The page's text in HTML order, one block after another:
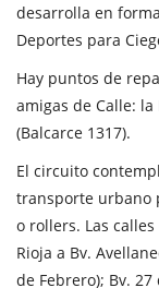
desarrolla en
Deportes para
Hay puntos de
amigas de Calle: la
(Balcarce 1317).
El circuito
transporte urbano
o rollers. Las
Rioja a Bv.
de Febrero); Bv.